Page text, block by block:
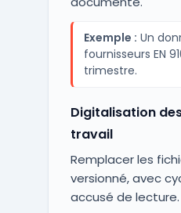
Exemple : Un
fournisseurs EN
trimestre.
Digitalisation
travail
Remplacer les
versionné, avec
accusé de lecture.